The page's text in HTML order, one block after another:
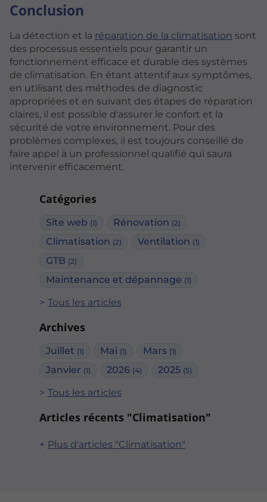
Catégories
Site web (1) Rénovation (2)
Climatisation (2) Ventilation (1)
GTB (2)
Maintenance et dépannage (1)
Tous les articles
Archives
Juillet (1) Mai (1) Mars (1)
Janvier (1) 2026 (4) 2025 (5)
Tous les articles
Articles récents "Climatisation"
Plus d'articles "Climatisation"
Conclusion
La détection et la réparation de la climatisation sont
des processus essentiels pour garantir un
fonctionnement efficace et durable des systèmes
de climatisation. En étant attentif aux symptômes,
en utilisant des méthodes de diagnostic
appropriées et en suivant des étapes de réparation
claires, il est possible d'assurer le confort et la
sécurité de votre environnement. Pour des
problèmes complexes, il est toujours conseillé de
faire appel à un professionnel qualifié qui saura
intervenir efficacement.